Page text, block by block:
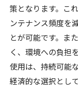
策となります。こ
ンテナンス頻度を
とが可能です。ま
く、環境への負担
使用は、持続可能
経済的な選択とし